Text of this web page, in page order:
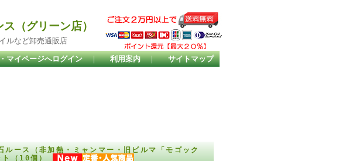
（グリーン店）
ルなど卸売通販店
マイページへログイン ｜ 利用案内 ｜ サイトマップ
ース（非加熱・ミャンマー・旧ビルマ「モゴック
ト（10個）